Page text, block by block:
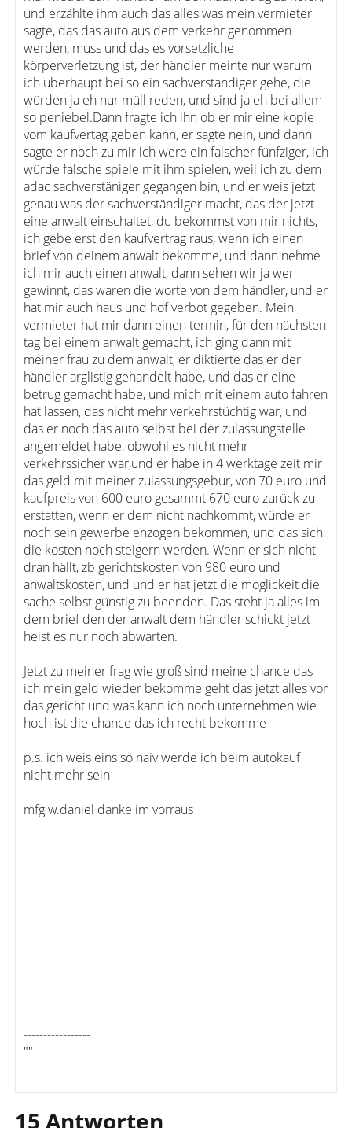
und erzählte ihm auch das alles was mein vermieter
sagte, das das auto aus dem verkehr genommen
werden, muss und das es vorsetzliche
körperverletzung ist, der händler meinte nur warum
ich überhaupt bei so ein sachverständiger gehe, die
würden ja eh nur müll reden, und sind ja eh bei allem
so peniebel.Dann fragte ich ihn ob er mir eine kopie
vom kaufvertag geben kann, er sagte nein, und dann
sagte er noch zu mir ich were ein falscher fünfziger, ich
würde falsche spiele mit ihm spielen, weil ich zu dem
adac sachverstäniger gegangen bin, und er weis jetzt
genau was der sachverständiger macht, das der jetzt
eine anwalt einschaltet, du bekommst von mir nichts,
ich gebe erst den kaufvertrag raus, wenn ich einen
brief von deinem anwalt bekomme, und dann nehme
ich mir auch einen anwalt, dann sehen wir ja wer
gewinnt, das waren die worte von dem händler, und er
hat mir auch haus und hof verbot gegeben. Mein
vermieter hat mir dann einen termin, für den nächsten
tag bei einem anwalt gemacht, ich ging dann mit
meiner frau zu dem anwalt, er diktierte das er der
händler arglistig gehandelt habe, und das er eine
betrug gemacht habe, und mich mit einem auto fahren
hat lassen, das nicht mehr verkehrstüchtig war, und
das er noch das auto selbst bei der zulassungstelle
angemeldet habe, obwohl es nicht mehr
verkehrssicher war,und er habe in 4 werktage zeit mir
das geld mit meiner zulassungsgebür, von 70 euro und
kaufpreis von 600 euro gesammt 670 euro zurück zu
erstatten, wenn er dem nicht nachkommt, würde er
noch sein gewerbe enzogen bekommen, und das sich
die kosten noch steigern werden. Wenn er sich nicht
dran hällt, zb gerichtskosten von 980 euro und
anwaltskosten, und und er hat jetzt die möglickeit die
sache selbst günstig zu beenden. Das steht ja alles im
dem brief den der anwalt dem händler schickt jetzt
heist es nur noch abwarten.
Jetzt zu meiner frag wie groß sind meine chance das
ich mein geld wieder bekomme geht das jetzt alles vor
das gericht und was kann ich noch unternehmen wie
hoch ist die chance das ich recht bekomme
p.s. ich weis eins so naiv werde ich beim autokauf
nicht mehr sein
mfg w.daniel danke im vorraus
-----------------
""
15 Antworten